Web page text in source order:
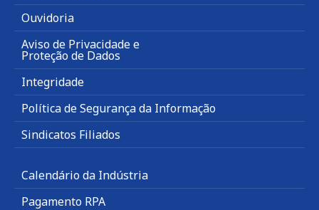
Ouvidoria
Aviso de Privacidade e
Proteção de Dados
Integridade
Política de Segurança da Informação
Sindicatos Filiados
Calendário da Indústria
Pagamento RPA